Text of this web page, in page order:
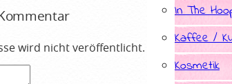
In The
Kaffee /
Kosmetik
wird nicht veröffentlicht.